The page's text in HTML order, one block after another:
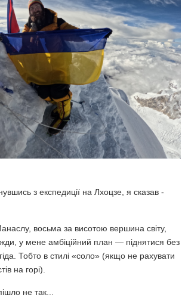
з експедиції на Лхоцзе, я сказав -
восьма за висотою вершина світу,
у мене амбіційний план — піднятися без
Тобто в стилі «соло» (якщо не рахувати
на горі).
не так...